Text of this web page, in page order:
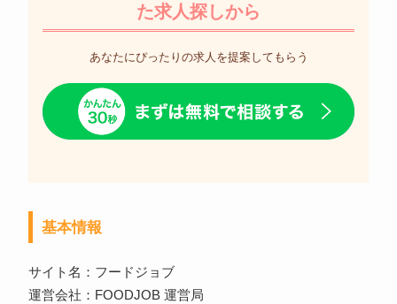
た求人探しから
あなたにぴったりの求人を提案してもらう
基本情報
サイト名：フードジョブ
運営会社：FOODJOB 運営局